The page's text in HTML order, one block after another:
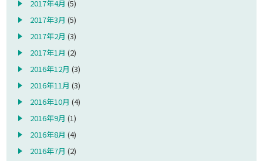
2017年4月 (5)
2017年3月 (5)
2017年2月 (3)
2017年1月 (2)
2016年12月 (3)
2016年11月 (3)
2016年10月 (4)
2016年9月 (1)
2016年8月 (4)
2016年7月 (2)